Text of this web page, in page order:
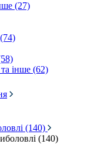
(27)
інше (62)
(140)
(140)